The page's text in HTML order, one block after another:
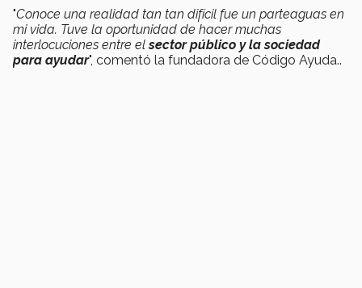
"Conoce una realidad tan tan difícil fue un parteaguas en
mi vida. Tuve la oportunidad de hacer muchas
interlocuciones entre elsector público y la sociedad
para ayudar", comentó la fundadora de Código Ayuda..